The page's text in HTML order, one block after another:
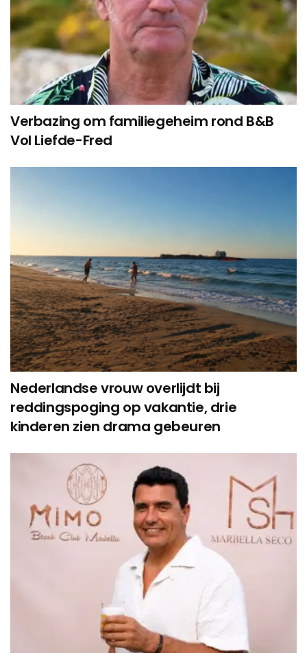
Verbazing om familiegeheim rond B&B
Vol Liefde-Fred
Nederlandse vrouw overlijdt bij
reddingspoging op vakantie, drie
kinderen zien drama gebeuren